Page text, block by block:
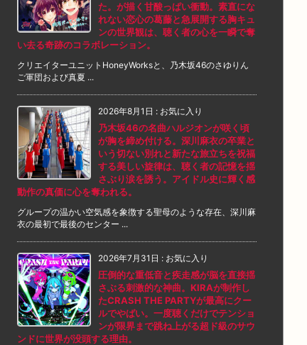
た。が描く甘酸っぱい衝動。素直にな
れない恋心の葛藤と急展開する胸キュ
ンの世界観は、聴く者の心を一瞬で奪
い去る奇跡のコラボレーション。
クリエイターユニットHoneyWorksと、乃木坂46のさゆりん
ご軍団および真夏 ...
2026年8月1日 : お気に入り
乃木坂46の名曲ハルジオンが咲く頃
が胸を締め付ける。深川麻衣の卒業と
いう切ない別れと新たな旅立ちを祝福
する美しい旋律は、聴く者の記憶を揺
さぶり涙を誘う。アイドル史に輝く感
動作の真価に心を奪われる。
グループの温かい空気感を象徴する聖母のような存在、深川麻
衣の最初で最後のセンター ...
2026年7月31日 : お気に入り
圧倒的な重低音と疾走感が脳を直接揺
さぶる刺激的な神曲。KIRAが制作し
たCRASH THE PARTYが最高にクー
ルでやばい。一度聴くだけでテンショ
ンが限界まで跳ね上がる超ド級のサウ
ンドに世界が没頭する理由。